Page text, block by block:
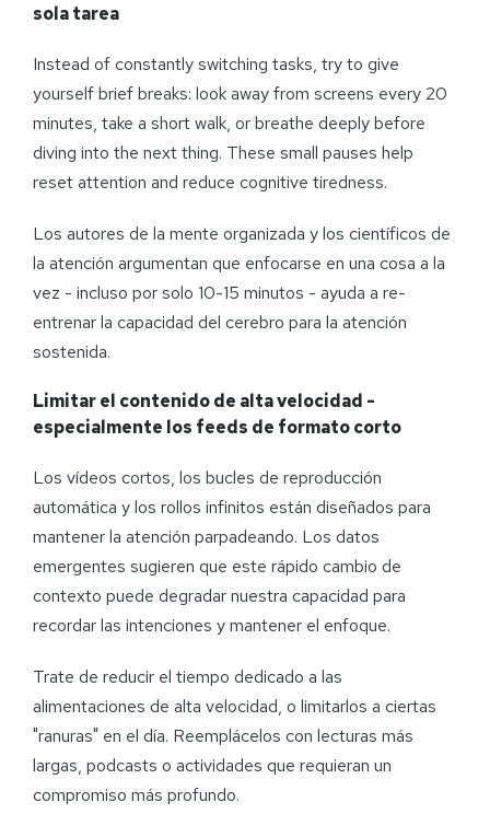
sola tarea
Instead of constantly switching tasks, try to give
yourself brief breaks: look away from screens every 20
minutes, take a short walk, or breathe deeply before
diving into the next thing. These small pauses help
reset attention and reduce cognitive tiredness.
Los autores de la mente organizada y los científicos de
la atención argumentan que enfocarse en una cosa a la
vez - incluso por solo 10-15 minutos - ayuda a re-
entrenar la capacidad del cerebro para la atención
sostenida.
Limitar el contenido de alta velocidad -
especialmente los feeds de formato corto
Los vídeos cortos, los bucles de reproducción
automática y los rollos infinitos están diseñados para
mantener la atención parpadeando. Los datos
emergentes sugieren que este rápido cambio de
contexto puede degradar nuestra capacidad para
recordar las intenciones y mantener el enfoque.
Trate de reducir el tiempo dedicado a las
alimentaciones de alta velocidad, o limitarlos a ciertas
"ranuras" en el día. Reemplácelos con lecturas más
largas, podcasts o actividades que requieran un
compromiso más profundo.